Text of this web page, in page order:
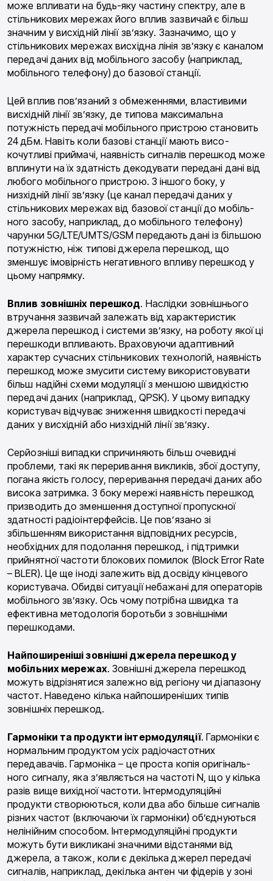
може впливати на будь-яку частину спектру, але в
стільникових мережах його вплив зазвичай є більш
значним у висхідній лінії зв’язку. Зазначимо, що у
стільникових мережах висхідна лінія зв’язку є каналом
передачі даних від мобільного засобу (на­приклад,
мобільного телефону) до базової станції.
Цей вплив пов’язаний з обмеженнями, власти­вими
висхідній лінії зв’язку, де типова максимальна
потужність передачі мобільного пристрою стано­вить
24 дБм. Навіть коли базові станції мають висо­
кочутливі приймачі, наявність сигналів перешкод може
вплинути на їх здатність декодувати передані дані від
любого мобільного пристрою. З іншого боку, у
низхідній лінії зв’язку (це канал передачі даних у
стільникових мережах від базової станції до мобіль­
ного засобу, наприклад, до мобільного телефону)
чарунки 5G/LTE/UMTS/GSM передають дані із біль­шою
потужністю, ніж типові джерела перешкод, що
зменшує імовірність негативного впливу перешкод у
цьому напрямку.
Вплив зовнішніх перешкод. Наслідки зов­нішнього
втручання зазвичай залежать від характе­ристик
джерела перешкод і системи зв’язку, на ро­боту якої ці
перешкоди впливають. Враховуючи адаптивний
характер сучасних стільникових техно­логій, наявність
перешкод може змусити систему використовувати
більш надійні схеми модуляції з меншою швидкістю
передачі даних (наприклад, QPSK). У цьому випадку
користувач відчуває зни­ження швидкості передачі
даних у висхідній або низ­хідній лінії зв’язку.
Серйозніші випадки спричиняють більш очевидні
проблеми, такі як переривання викликів, збої досту­пу,
погана якість голосу, переривання передачі да­них або
висока затримка. З боку мережі наявність перешкод
призводить до зменшення доступної про­пускної
здатності радіоінтерфейсів. Це пов’язано зі
збільшенням використання відповідних ресурсів,
необхідних для подолання перешкод, і підтримки
прийнятної частоти блокових помилок (Block Error Rate
– BLER). Це ще іноді залежить від досвіду кін­цевого
користувача. Обидві ситуації небажані для операторів
мобільного зв’язку. Ось чому потрібна швидка та
ефективна методологія боротьби з зов­нішніми
перешкодами.
Найпоширеніші зовнішні джерела перешкод у
мобільних мережах. Зовнішні джерела перешкод
можуть відрізнятися залежно від регіону чи діапазо­ну
частот. Наведено кілька найпоширеніших типів
зовнішніх перешкод.
Гармоніки та продукти інтермодуляції. Гармо­ніки є
нормальним продуктом усіх радіочастотних
передавачів. Гармоніка – це проста копія оригіналь­
ного сигналу, яка з’являється на частоті N, що у кіль­ка
разів вище вихідної частоти. Інтермодуляційні
продукти створюються, коли два або більше сигна­лів
різних частот (включаючи їх гармоніки) об’єд­нуються
нелінійним способом. Інтермодуляційні продукти
можуть бути викликані значними відстаня­ми від
джерела, а також, коли є декілька джерел пе­редачі
сигналів, наприклад, декілька антен чи фіде­рів у зоні